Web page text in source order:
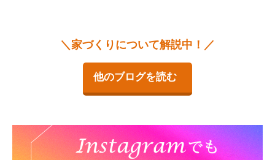
＼家づくりについて解説中！／
他のブログを読む